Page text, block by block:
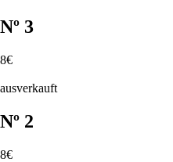
Nº 3
8€
ausverkauft
Nº 2
8€